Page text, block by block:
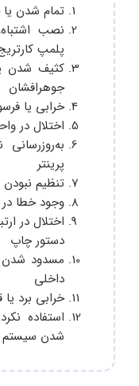
تمام شدن
نصب
پلمپ
کثیف شدن
جوهرافشان
خرابی یا
اختلال در
پرینتر
تنظیم نبودن
وجود خطا
اختلال در
دستور چاپ
مسدود شدن
داخلی
خرابی برد
استفاده
شدن